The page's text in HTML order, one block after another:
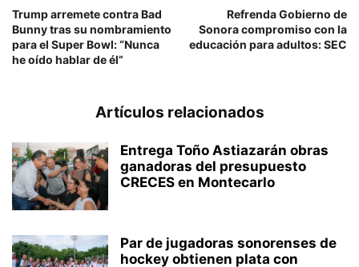
Trump arremete contra Bad
Bunny tras su nombramiento
para el Super Bowl: “Nunca
he oído hablar de él”
Refrenda Gobierno de
Sonora compromiso con la
educación para adultos: SEC
Artículos relacionados
Entrega Toño Astiazarán obras
ganadoras del presupuesto
CRECES en Montecarlo
Par de jugadoras sonorenses de
hockey obtienen plata con